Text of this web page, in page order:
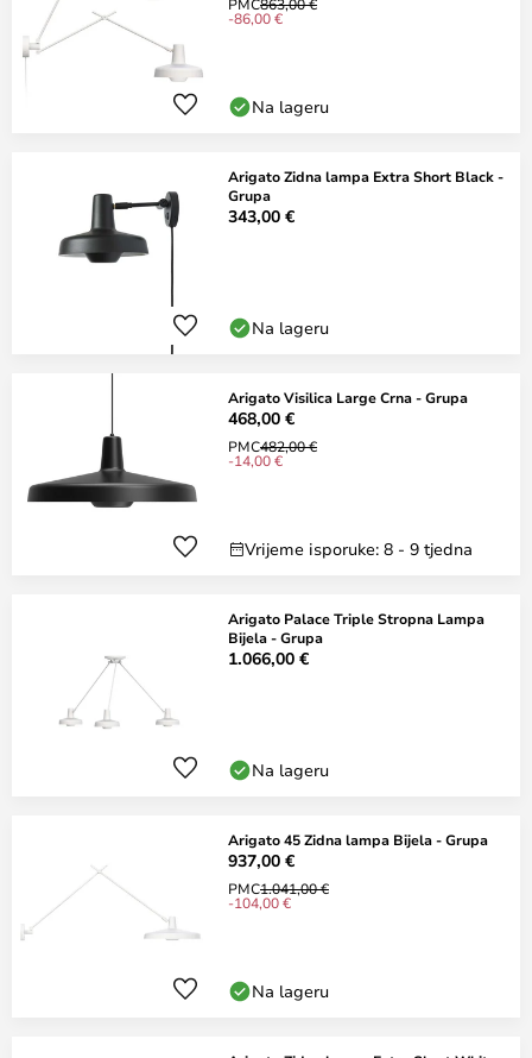
-86,00 €
Na lageru
Arigato Zidna lampa Extra Short Black -
Grupa
343,00 €
Na lageru
Arigato Visilica Large Crna - Grupa
468,00 €
PMC482,00 €
-14,00 €
Vrijeme isporuke: 8 - 9 tjedna
Arigato Palace Triple Stropna Lampa
Bijela - Grupa
1.066,00 €
Na lageru
Arigato 45 Zidna lampa Bijela - Grupa
937,00 €
PMC1.041,00 €
-104,00 €
Na lageru